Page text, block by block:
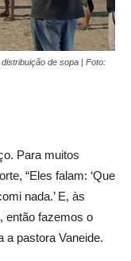
de sopa | Foto:
Para muitos
“Eles falam: ‘Que
nada.’ E, às
então fazemos o
a pastora Vaneide.